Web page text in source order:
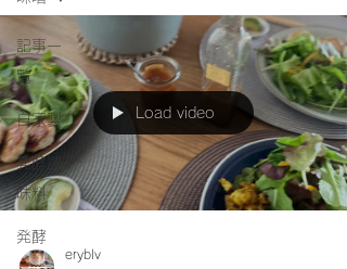
記事一
覧
自家製
発酵調
味料
発酵
Load video
eryblv